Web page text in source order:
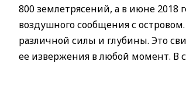
800 землетрясений, а в июне 2018
воздушного сообщения с
различной силы и глубины. Это
ее извержения в любой момент. В